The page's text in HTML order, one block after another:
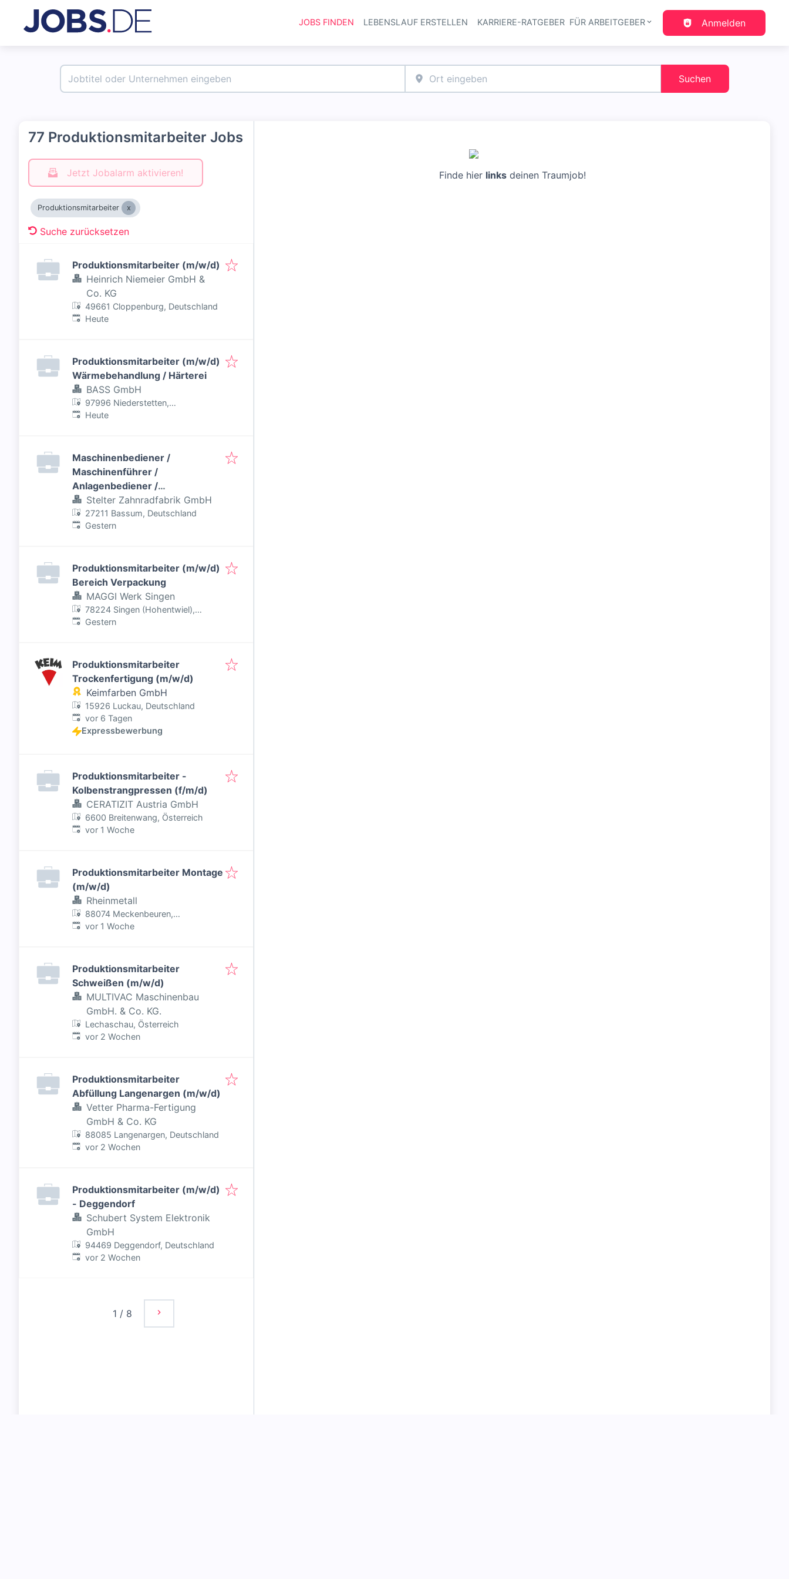
Haupt-Navigation
JOBS FINDEN LEBENSLAUF ERSTELLEN KARRIERE-RATGEBER FÜR ARBEITGEBER Anmelden
Suchen
77 Produktionsmitarbeiter Jobs
Jetzt Jobalarm aktivieren!
Produktionsmitarbeiter
Suche zurücksetzen
Produktionsmitarbeiter (m/w/d)
Heinrich Niemeier GmbH &
Co. KG
49661 Cloppenburg, Deutschland
Veröffentlicht
Heute
Produktionsmitarbeiter (m/w/d)
Wärmebehandlung / Härterei
BASS GmbH
97996 Niederstetten,
Deutschland
Veröffentlicht
Heute
Maschinenbediener /
Maschinenführer /
Anlagenbediener /
Produktionsmitarbeiter /
Produktionshelfer (m/w/d) –
CNC-Fertigung | Quereinsteiger
Stelter Zahnradfabrik GmbH
27211 Bassum, Deutschland
Veröffentlicht
Gestern
Produktionsmitarbeiter (m/w/d)
Bereich Verpackung
MAGGI Werk Singen
78224 Singen (Hohentwiel),
Deutschland
Veröffentlicht
Gestern
Produktionsmitarbeiter
Trockenfertigung (m/w/d)
Keimfarben GmbH
15926 Luckau, Deutschland
Veröffentlicht:
vor 6 Tagen
Expressbewerbung
Produktionsmitarbeiter -
Kolbenstrangpressen (f/m/d)
CERATIZIT Austria GmbH
6600 Breitenwang, Österreich
Veröffentlicht:
vor 1 Woche
Produktionsmitarbeiter Montage
(m/w/d)
Rheinmetall
88074 Meckenbeuren,
Deutschland
Veröffentlicht:
vor 1 Woche
Produktionsmitarbeiter
Schweißen (m/w/d)
MULTIVAC Maschinenbau
GmbH. & Co. KG.
Lechaschau, Österreich
Veröffentlicht:
vor 2 Wochen
Produktionsmitarbeiter
Abfüllung Langenargen (m/w/d)
Vetter Pharma-Fertigung
GmbH & Co. KG
88085 Langenargen, Deutschland
Veröffentlicht:
vor 2 Wochen
Produktionsmitarbeiter (m/w/d)
- Deggendorf
Schubert System Elektronik
GmbH
94469 Deggendorf, Deutschland
Veröffentlicht:
vor 2 Wochen
1 / 8
Finde hier linksdeinen Traumjob!